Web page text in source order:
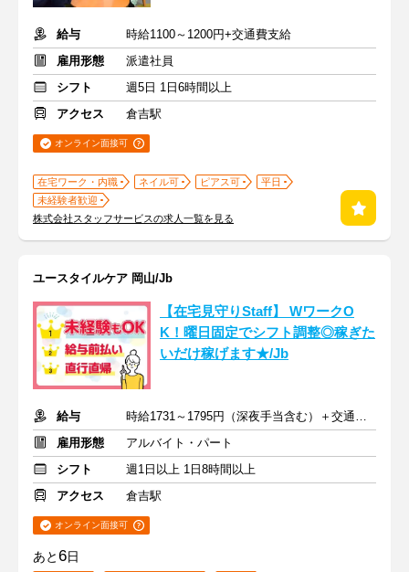
給与
時給1100～1200円+交通費支給
雇用形態
派遣社員
シフト
週5日 1日6時間以上
アクセス
倉吉駅
オンライン面接可
在宅ワーク・内職 ネイル可 ピアス可
平日
未経験者歓迎
株式会社スタッフサービスの求人一覧を見る
ユースタイルケア 岡山/Jb
【在宅見守りStaff】 WワークO
K！曜日固定でシフト調整◎稼ぎた
いだけ稼げます★/Jb
給与
時給1731～1795円（深夜手当含む）＋交通費支給
雇用形態
アルバイト・パート
シフト
週1日以上 1日8時間以上
アクセス
倉吉駅
オンライン面接可
あと6日